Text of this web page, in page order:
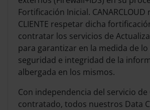
Fortificación Inicial.
CLIENTE respetar dicha
contratar los servicios de
para garantizar en la medida de
seguridad e integridad de la
albergada en los mismos.
Con independencia del servicio de
contratado, todos nuestros Data